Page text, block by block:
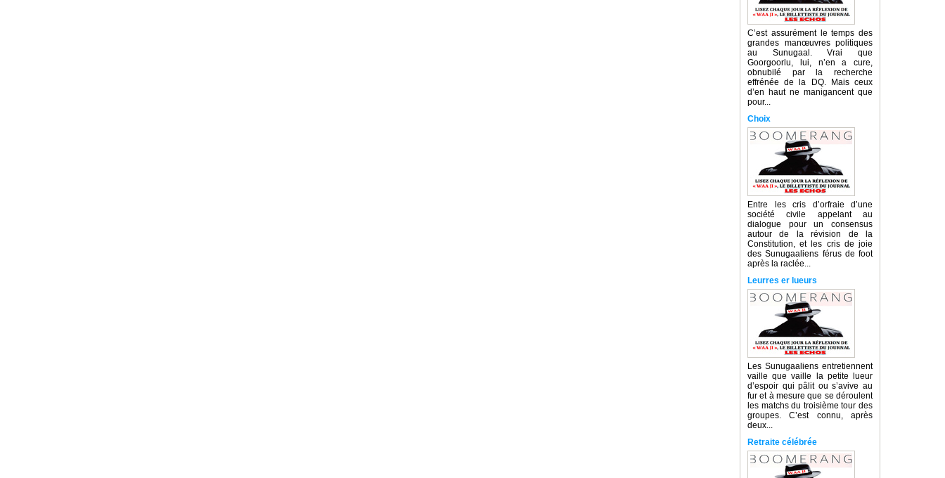
C’est assurément le temps des
grandes manœuvres politiques
au Sunugaal. Vrai que
Goorgoorlu, lui, n’en a cure,
obnubilé par la recherche
effrénée de la DQ. Mais ceux
d’en haut ne manigancent que
pour...
Choix
Entre les cris d’orfraie d’une
société civile appelant au
dialogue pour un consensus
autour de la révision de la
Constitution, et les cris de joie
des Sunugaaliens férus de foot
après la raclée...
Leurres er lueurs
Les Sunugaaliens entretiennent
vaille que vaille la petite lueur
d’espoir qui pâlit ou s’avive au
fur et à mesure que se déroulent
les matchs du troisième tour des
groupes. C’est connu, après
deux...
Retraite célébrée